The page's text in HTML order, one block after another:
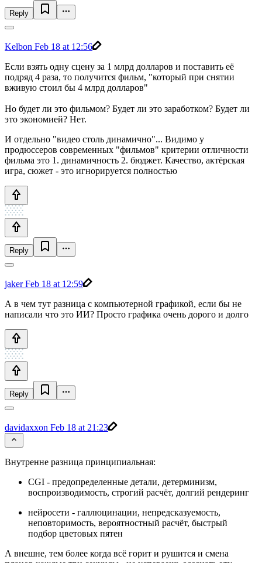
Reply
Kelbon Feb 18 at 12:56
Если взять одну сцену за 1 млрд долларов и поставить её
подряд 4 раза, то получится фильм, "который при снятии
вживую стоил бы 4 млрд долларов"
Но будет ли это фильмом? Будет ли это заработком? Будет ли
это экономией? Нет.
И отдельно "видео столь динамично"... Видимо у
продюссеров современных "фильмов" критерии отличности
фильма это 1. динамичность 2. бюджет. Качество, актёрская
игра, сюжет - это игнорируется полностью
Reply
jakerFeb 18 at 12:59
А в чем тут разница с компьютерной графикой, если бы не
написали что это ИИ? Просто графика очень дорого и долго
Reply
davidaxxon Feb 18 at 21:23
Внутренне разница принципиальная:
CGI - предопределенные детали, детерминизм,
воспроизводимость, строгий расчёт, долгий рендеринг
нейросети - галлюцинации, непредсказуемость,
неповторимость, вероятностный расчёт, быстрый
подбор цветовых пятен
А внешне, тем более когда всё горит и рушится и смена